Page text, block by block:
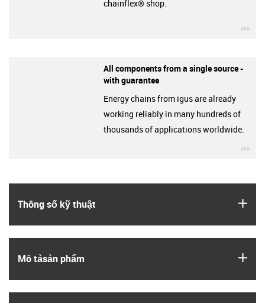
Thông số kỹ thuật
Mô tả­sản phẩm
chainflex® shop.
All components from a single source -
with guarantee
Energy chains from igus are already
working reliably in many hundreds of
thousands of applications worldwide.